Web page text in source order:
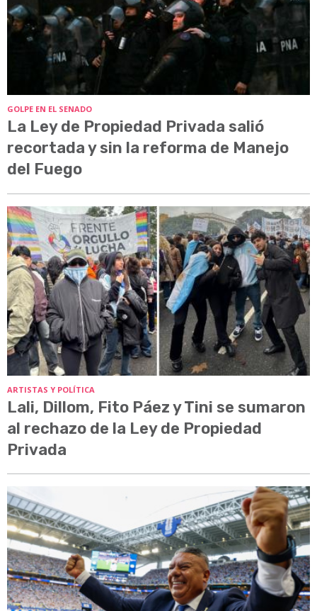
GOLPE EN EL SENADO
La Ley de Propiedad Privada salió
recortada y sin la reforma de Manejo
del Fuego
ARTISTAS Y POLÍTICA
Lali, Dillom, Fito Páez y Tini se sumaron
al rechazo de la Ley de Propiedad
Privada